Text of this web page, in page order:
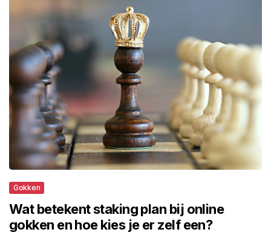
Gokken
Wat betekent staking plan bij online
gokken en hoe kies je er zelf een?